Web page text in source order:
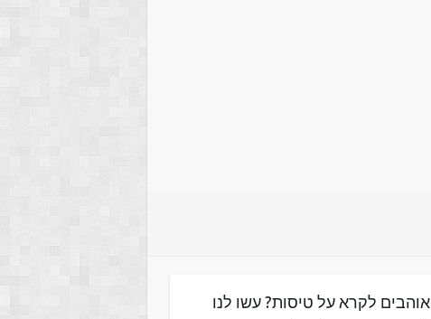
אוהבים לקרא על טיסות? עשו לנו